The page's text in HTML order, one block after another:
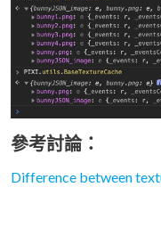
參考討論：
Difference between